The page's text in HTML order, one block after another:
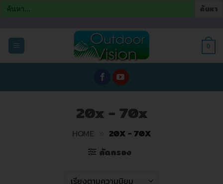
Search
for:
0
20x - 70x
HOME
20X - 70X
คัดกรอง